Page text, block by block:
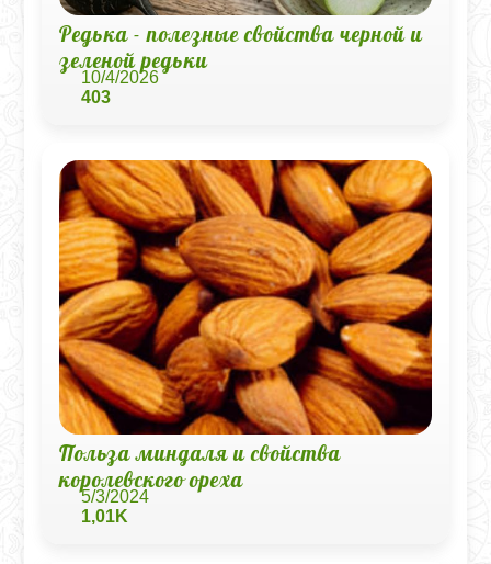
Редька - полезные свойства черной и
зеленой редьки
10/4/2026
403
Польза миндаля и свойства
королевского ореха
5/3/2024
1,01K